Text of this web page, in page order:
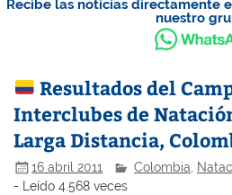
Recibe las noticias directamente
nuestro
Resultados del
Interclubes de
Larga Distancia,
16 abril 2011 Colombia
- Leído 4.568 veces